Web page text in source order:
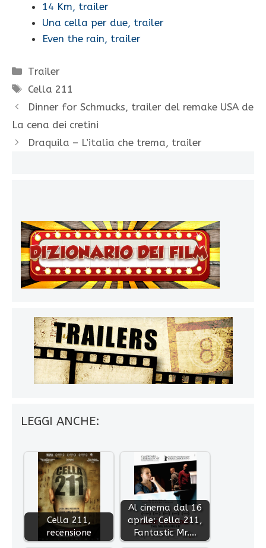
14 Km, trailer
Una cella per due, trailer
Even the rain, trailer
Categorie
Trailer
Tag
Cella 211
Dinner for Schmucks, trailer del remake USA de
La cena dei cretini
Draquila – L’italia che trema, trailer
LEGGI ANCHE:
Cella 211,
recensione
Al cinema dal 16
aprile: Cella 211,
Fantastic Mr.…